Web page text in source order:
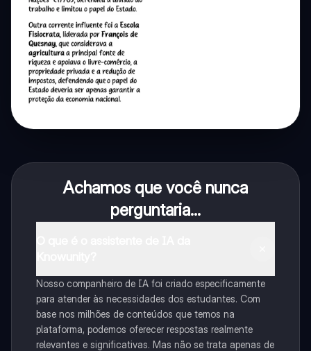
Achamos que você nunca
perguntaria...
Nosso companheiro de IA foi criado especificamente
para atender às necessidades dos estudantes. Com
base nos milhões de conteúdos que temos na
plataforma, podemos oferecer respostas realmente
relevantes e significativas. Mas não se trata apenas de